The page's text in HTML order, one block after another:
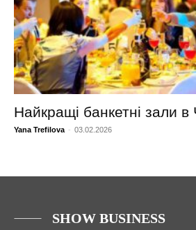
Найкращі банкетні зали в
Yana Trefilova - 03.02.2026
SHOW BUSINESS